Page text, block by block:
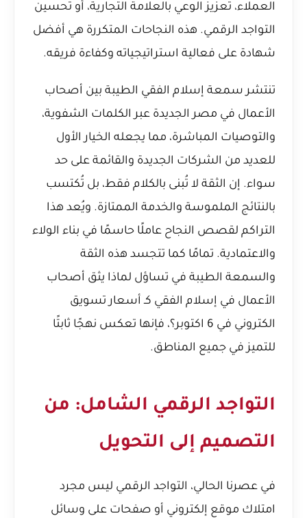
العملاء، تعزيز الوعي بالعلامة التجارية، أو تحسين
التواجد الرقمي. هذه النجاحات المتكررة هي أفضل
شهادة على فعالية استراتيجياته وكفاءة فريقه.
تنتشر سمعة إسلام الفقي الطيبة بين أصحاب
الأعمال في مصر الجديدة عبر الكلمات الشفوية،
والتوصيات المباشرة، مما يجعله الخيار الأول
للعديد من الشركات الجديدة والقائمة على حد
سواء. إن الثقة لا تُبنى بالكلام فقط، بل تُكتسب
بالنتائج الملموسة والخدمة الممتازة. ويُعد هذا
التراكم لقصص النجاح عاملًا حاسمًا في بناء الولاء
والاعتمادية. تمامًا كما تتجسد هذه الثقة
والسمعة الطيبة في تساؤل لماذا يثق أصحاب
الأعمال في إسلام الفقي كـ أسعار تسويق
الكتروني في 6 اكتوبر؟
، فإنها تعكس نهجًا ثابتًا
للتميز في جميع المناطق.
التواجد الرقمي الشامل: من
التصميم إلى التحويل
في عصرنا الحالي، التواجد الرقمي ليس مجرد
امتلاك موقع إلكتروني أو صفحات على وسائل